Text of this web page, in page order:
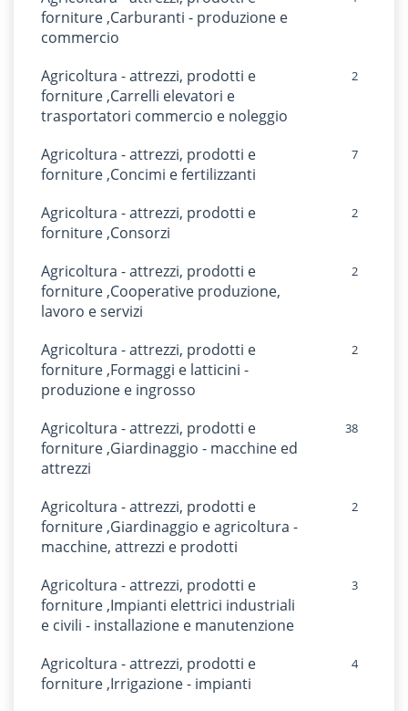
forniture ,Carburanti - produzione e
commercio
Agricoltura - attrezzi, prodotti e
forniture ,Carrelli elevatori e
trasportatori commercio e noleggio
2
Agricoltura - attrezzi, prodotti e
forniture ,Concimi e fertilizzanti
7
Agricoltura - attrezzi, prodotti e
forniture ,Consorzi
2
Agricoltura - attrezzi, prodotti e
forniture ,Cooperative produzione,
lavoro e servizi
2
Agricoltura - attrezzi, prodotti e
forniture ,Formaggi e latticini -
produzione e ingrosso
2
Agricoltura - attrezzi, prodotti e
forniture ,Giardinaggio - macchine ed
attrezzi
38
Agricoltura - attrezzi, prodotti e
forniture ,Giardinaggio e agricoltura -
macchine, attrezzi e prodotti
2
Agricoltura - attrezzi, prodotti e
forniture ,Impianti elettrici industriali
e civili - installazione e manutenzione
3
Agricoltura - attrezzi, prodotti e
forniture ,Irrigazione - impianti
4